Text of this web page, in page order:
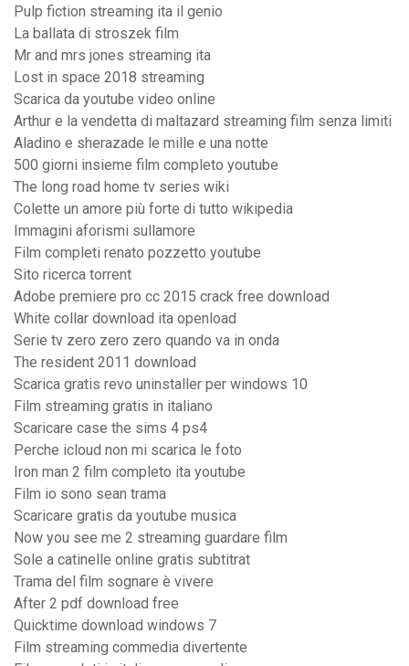
Pulp fiction streaming ita il genio
La ballata di stroszek film
Mr and mrs jones streaming ita
Lost in space 2018 streaming
Scarica da youtube video online
Arthur e la vendetta di maltazard streaming film senza limiti
Aladino e sherazade le mille e una notte
500 giorni insieme film completo youtube
The long road home tv series wiki
Colette un amore più forte di tutto wikipedia
Immagini aforismi sullamore
Film completi renato pozzetto youtube
Sito ricerca torrent
Adobe premiere pro cc 2015 crack free download
White collar download ita openload
Serie tv zero zero zero quando va in onda
The resident 2011 download
Scarica gratis revo uninstaller per windows 10
Film streaming gratis in italiano
Scaricare case the sims 4 ps4
Perche icloud non mi scarica le foto
Iron man 2 film completo ita youtube
Film io sono sean trama
Scaricare gratis da youtube musica
Now you see me 2 streaming guardare film
Sole a catinelle online gratis subtitrat
Trama del film sognare è vivere
After 2 pdf download free
Quicktime download windows 7
Film streaming commedia divertente